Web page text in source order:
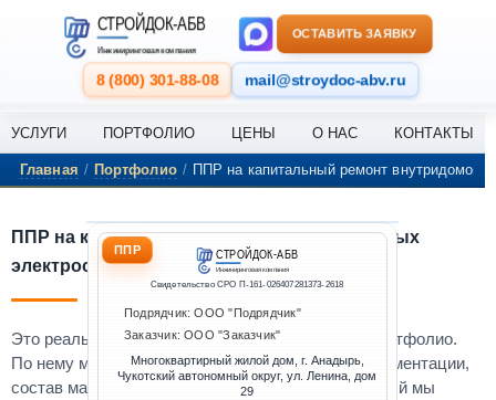
Перейти к содержанию
СТРОЙДОК-АБВ
Инжиниринговая компания
8 (800) 301-88-08 mail@stroydoc-abv.ru
ОСТАВИТЬ ЗАЯВКУ
УСЛУГИ ПОРТФОЛИО ЦЕНЫ О НАС КОНТАКТЫ
Главная / Портфолио / ППР на капитальный ремонт
СТРОЙДОК-АБВ
Инжиниринговая компания
Свидетельство СРО П-161-026407281373-2618
Подрядчик: ООО "Подрядчик"
Заказчик: ООО "Заказчик"
Многоквартирный жилой дом, г. Анадырь,
Чукотский автономный округ, ул. Ленина, дом
29
ППР
ППР на капитальный ремонт внутридомовых
электросетей в жилом доме г. Анадырь
Это реальный выполненный проект из нашего портфолио.
По нему можно оценить уровень проработки документации,
состав материалов и формат оформления, который мы